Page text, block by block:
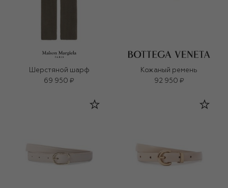
Шерстяной шарф
69 950 ₽
Кожаный ремень
92 950 ₽